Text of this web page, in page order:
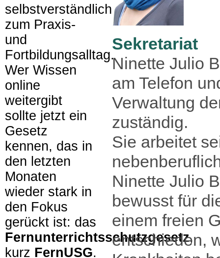
selbstverständlich
zum Praxis-
und
Fortbildungsalltag.
Wer Wissen
online
weitergibt
sollte jetzt ein
Gesetz
kennen, das in
den letzten
Monaten
wieder stark in
den Fokus
gerückt ist: das
Fernunterrichtsschutzgesetz,
kurz FernUSG.
Sekretariat
Ninette Julio
am Telefon
Verwaltung
zuständig.
Sie arbeitet
Ninette Julio
bewusst für
einem freien
entschieden,